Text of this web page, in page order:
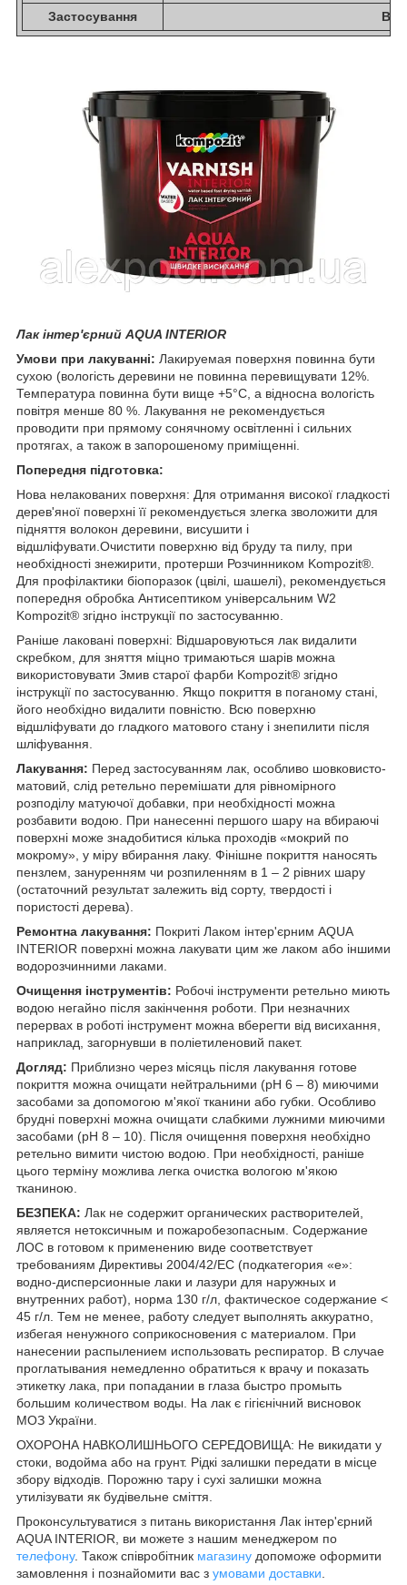
Застосування
Лак інтер'єрний AQUA INTERIOR
Умови при лакуванні: Лакируемая поверхня повинна бути
сухою (вологість деревини не повинна перевищувати 12%.
Температура повинна бути вище +5°С, а відносна вологість
повітря менше 80 %. Лакування не рекомендується
проводити при прямому сонячному освітленні і сильних
протягах, а також в запорошеному приміщенні.
Попередня підготовка:
Нова нелакованих поверхня: Для отримання високої гладкості
дерев'яної поверхні її рекомендується злегка зволожити для
підняття волокон деревини, висушити і
відшліфувати.Очистити поверхню від бруду та пилу, при
необхідності знежирити, протерши Розчинником Kompozit®.
Для профілактики біопоразок (цвілі, шашелі), рекомендується
попередня обробка Антисептиком універсальним W2
Kompozit® згідно інструкції по застосуванню.
Раніше лаковані поверхні: Відшаровуються лак видалити
скребком, для зняття міцно тримаються шарів можна
використовувати Змив старої фарби Kompozit® згідно
інструкції по застосуванню. Якщо покриття в поганому стані,
його необхідно видалити повністю. Всю поверхню
відшліфувати до гладкого матового стану і знепилити після
шліфування.
Лакування: Перед застосуванням лак, особливо шовковисто-
матовий, слід ретельно перемішати для рівномірного
розподілу матуючої добавки, при необхідності можна
розбавити водою. При нанесенні першого шару на вбираючі
поверхні може знадобитися кілька проходів «мокрий по
мокрому», у міру вбирання лаку. Фінішне покриття наносять
пензлем, зануренням чи розпиленням в 1 – 2 рівних шару
(остаточний результат залежить від сорту, твердості і
пористості дерева).
Ремонтна лакування: Покриті Лаком інтер'єрним AQUA
INTERIOR поверхні можна лакувати цим же лаком або іншими
водорозчинними лаками.
Очищення інструментів: Робочі інструменти ретельно миють
водою негайно після закінчення роботи. При незначних
перервах в роботі інструмент можна вберегти від висихання,
наприклад, загорнувши в поліетиленовий пакет.
Догляд: Приблизно через місяць після лакування готове
покриття можна очищати нейтральними (pH 6 – 8) миючими
засобами за допомогою м'якої тканини або губки. Особливо
брудні поверхні можна очищати слабкими лужними миючими
засобами (pH 8 – 10). Після очищення поверхня необхідно
ретельно вимити чистою водою. При необхідності, раніше
цього терміну можлива легка очистка вологою м'якою
тканиною.
БЕЗПЕКА: Лак не содержит органических растворителей,
является нетоксичным и пожаробезопасным. Содержание
ЛОС в готовом к применению виде соответствует
требованиям Директивы 2004/42/ЕС (подкатегория «e»:
водно-дисперсионные лаки и лазури для наружных и
внутренних работ), норма 130 г/л, фактическое содержание <
45 г/л. Тем не менее, работу следует выполнять аккуратно,
избегая ненужного соприкосновения с материалом. При
нанесении распылением использовать респиратор. В случае
проглатывания немедленно обратиться к врачу и показать
этикетку лака, при попадании в глаза быстро промыть
большим количеством воды. На лак є гігієнічний висновок
МОЗ України.
ОХОРОНА НАВКОЛИШНЬОГО СЕРЕДОВИЩА: Не викидати у
стоки, водойма або на грунт. Рідкі залишки передати в місце
збору відходів. Порожню тару і сухі залишки можна
утилізувати як будівельне сміття.
Проконсультуватися з питань використання Лак інтер'єрний
AQUA INTERIOR, ви можете з нашим менеджером по
телефону. Також співробітник магазину допоможе оформити
замовлення і познайомити вас з умовами доставки